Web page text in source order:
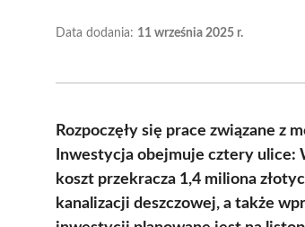
Data dodania: 11 września 2025 r.
Rozpoczęły się prace związane z
Inwestycja obejmuje cztery ulice:
koszt przekracza 1,4 miliona
kanalizacji deszczowej, a także